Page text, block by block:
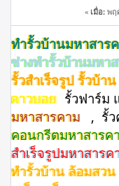
« เมื่อ:พฤ
ทำรั้วบ้านมหาสาร
ช่างทำรั้วบ้านมหา
รั้วสำเร็จรูป รั้วบ้า
คาวบอย รั้วฟาร์ม
มหาสารคาม
, รั้ว
คอนกรีตมหาสารค
สำเร็จรูปมหาสารค
ทำรั้วบ้าน ล้อมสว